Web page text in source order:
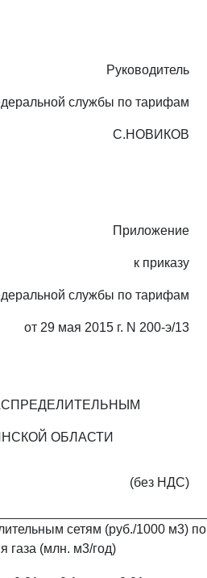
Руководитель
службы по тарифам
С.НОВИКОВ
Приложение
к приказу
службы по тарифам
от 29 мая 2015 г. N 200-э/13
ОБЛАСТИ
(без НДС)
сетям (руб./1000 м3) по
газа (млн. м3/год)